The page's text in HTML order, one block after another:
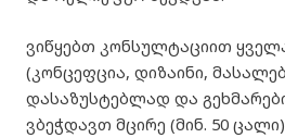
ვიწყებთ კონსულტაციით
(კონცეფცია, დიზაინი,
დასაზუსტებლად და
ვბეჭდავთ მცირე (მინ. 50